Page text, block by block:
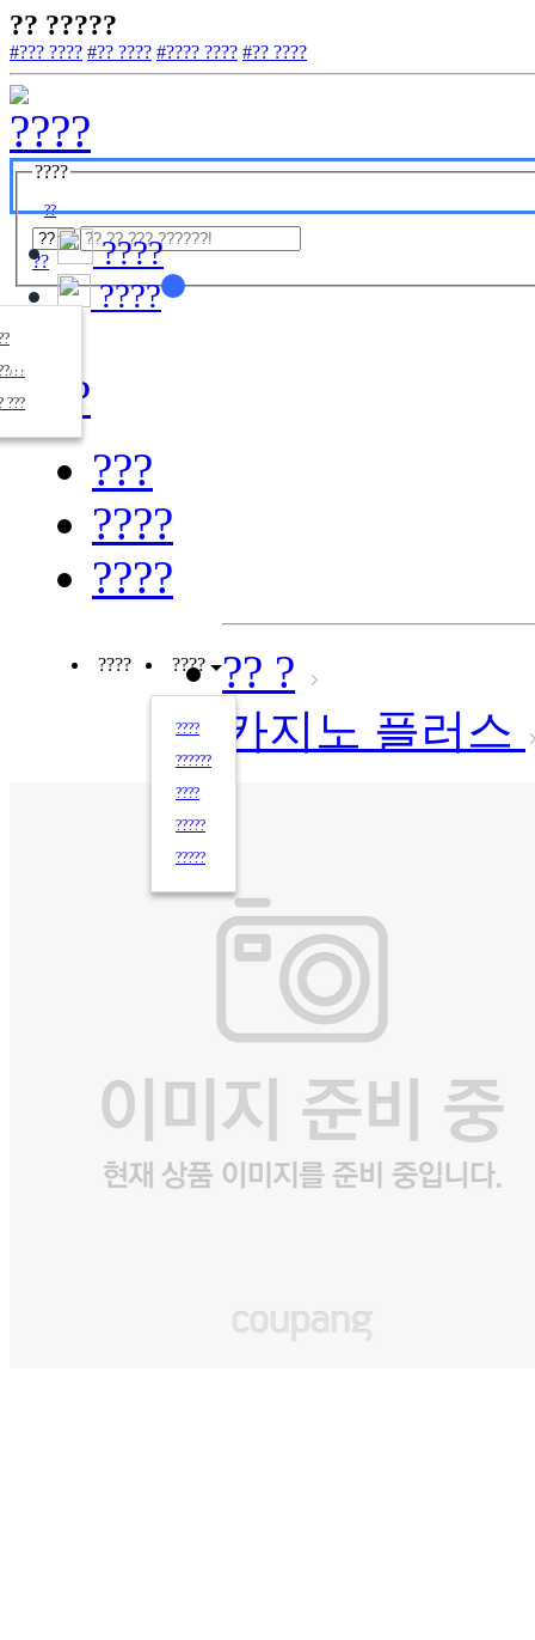
?? ?????
#??? ???? #?? ???? #???? ???? #?? ????
????
??
?? ????
??
???
????
????
???
????
????
???? ????
????
??????
????
?????
?????
?? ?
카지노 플러스